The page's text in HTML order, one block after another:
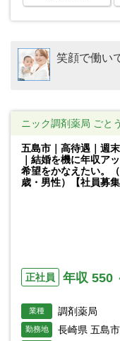
笑顔で働い
ニック調剤薬局 ごと
五島市｜高待遇｜週
｜結婚を機に年収ア
希望をかなえたい。
歳・男性）【社員募集
正社員 年収 550
業種 調剤薬局
勤務地 長崎県 五島